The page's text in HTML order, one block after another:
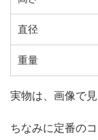
直径
重量
実物は、画像で
ちなみに定番の